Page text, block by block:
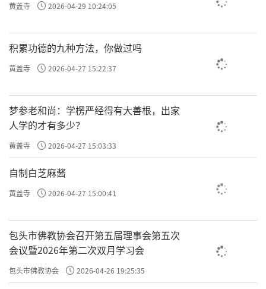
或如滴油从头面下，
下面这句话有两种解读。第一种可能就是流汗，譬
的，感觉快要掉下来了。
黄盖寺 2026-04-29 10:24:05
积累功德的九种方法，你做过吗
黄盖寺 2026-04-27 15:22:37
梦参老和尚：学楞严经得有大善根，出家
人学的才有多少？
黄盖寺 2026-04-27 15:03:33
自制白芝麻酱
黄盖寺 2026-04-27 15:00:41
包头市佛教协会召开第五届理事会第五次
会议暨2026年第二次双月学习会
包头市佛教协会 2026-04-26 19:25:35